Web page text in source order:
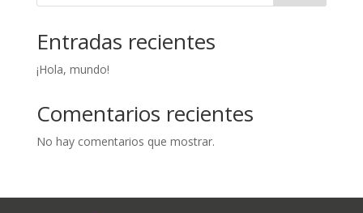
Entradas recientes
¡Hola, mundo!
Comentarios recientes
No hay comentarios que mostrar.